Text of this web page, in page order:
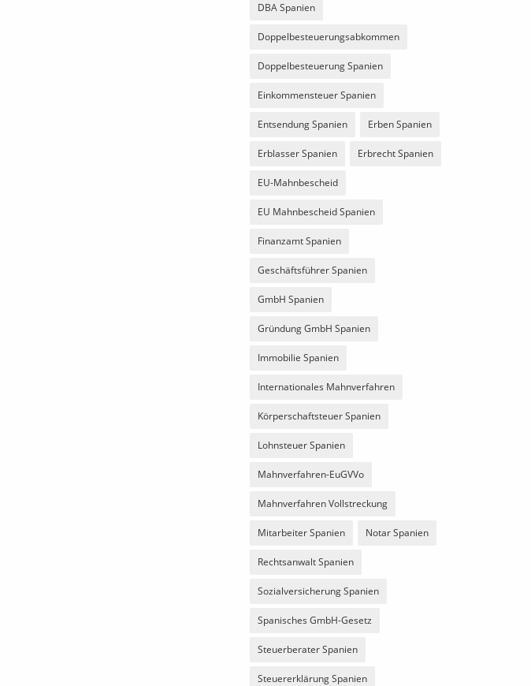
DBA Spanien
Doppelbesteuerungsabkommen
Doppelbesteuerung Spanien
Einkommensteuer Spanien
Entsendung Spanien Erben Spanien
Erblasser Spanien Erbrecht Spanien
EU-Mahnbescheid
EU Mahnbescheid Spanien
Finanzamt Spanien
Geschäftsführer Spanien
GmbH Spanien
Gründung GmbH Spanien
Immobilie Spanien
Internationales Mahnverfahren
Körperschaftsteuer Spanien
Lohnsteuer Spanien
Mahnverfahren-EuGVVo
Mahnverfahren Vollstreckung
Mitarbeiter Spanien Notar Spanien
Rechtsanwalt Spanien
Sozialversicherung Spanien
Spanisches GmbH-Gesetz
Steuerberater Spanien
Steuererklärung Spanien